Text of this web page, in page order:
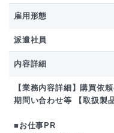
雇用形態
派遣社員
内容詳細
【業務内容詳細】購買依
期問い合わせ等 【取扱製
■お仕事PR